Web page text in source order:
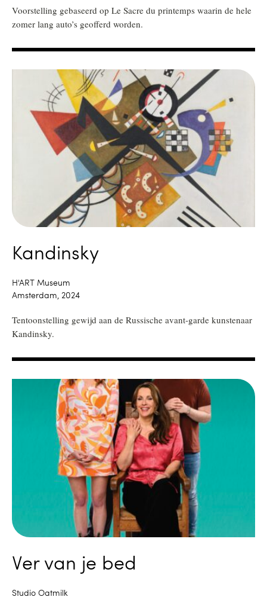
Voorstelling gebaseerd op Le Sacre du printemps waarin de hele
zomer lang auto’s geofferd worden.
Kandinsky
H'ART Museum
Amsterdam, 2024
Tentoonstelling gewijd aan de Russische avant-garde kunstenaar
Kandinsky.
Ver van je bed
Studio Oatmilk